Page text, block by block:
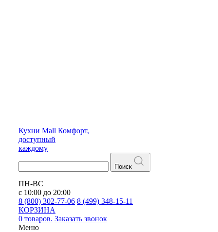
Кухни Mall Комфорт,
доступный
каждому
Поиск
ПН-ВС
с 10:00 до 20:00
8 (800) 302-77-06 8 (499) 348-15-11
КОРЗИНА
0 товаров. Заказать звонок
Меню